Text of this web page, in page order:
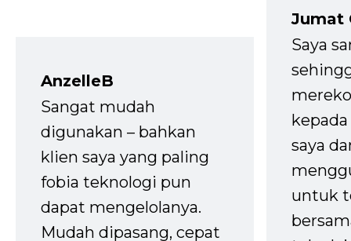
AnzelleB
Sangat mudah
digunakan – bahkan
klien saya yang paling
fobia teknologi pun
dapat mengelolanya.
Mudah dipasang, cepat
Jumat
Saya
saya
untuk